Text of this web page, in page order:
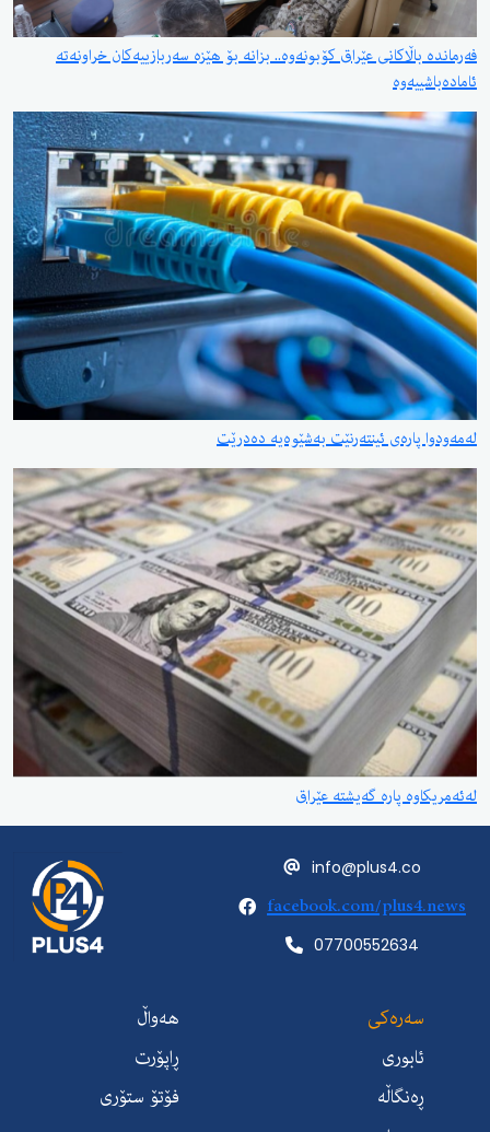
فەرماندە باڵاکانی عێراق کۆبونەوە.. بزانە بۆ هێزە سەربازییەکان خراونەتە
ئامادەباشییەوە
لەمەودوا پارەی ئینتەرنێت بەشێوەیە دەدرێت
لەئەمریكاوە پارە گەیشتە عێراق
info@plus4.co
facebook.com/plus4.news
07700552634
سەرەکی
هەواڵ
ئابوری
ڕاپۆرت
ڕەنگاڵە
فۆتۆ ستۆری